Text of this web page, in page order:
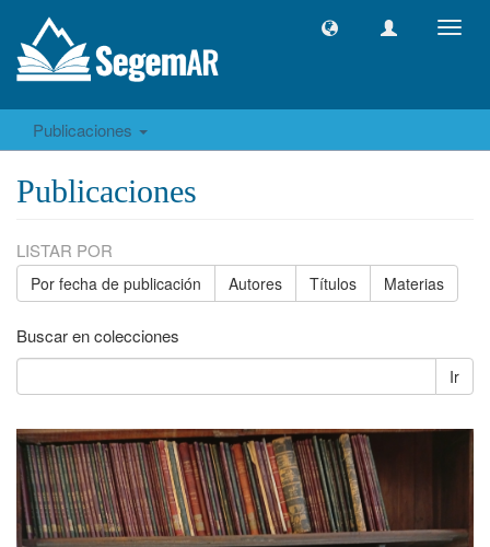
Publicaciones
Publicaciones
LISTAR POR
Por fecha de publicación Autores Títulos Materias
Buscar en colecciones
Ir